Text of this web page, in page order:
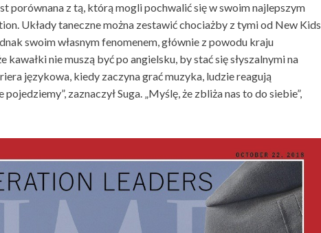
porównana z tą, którą mogli pochwalić się w swoim najlepszym
Układy taneczne można zestawić chociażby z tymi od New Kids
swoim własnym fenomenem, głównie z powodu kraju
kawałki nie muszą być po angielsku, by stać się słyszalnymi na
językowa, kiedy zaczyna grać muzyka, ludzie reagują
zaznaczył Suga. „Myślę, że zbliża nas to do siebie”,